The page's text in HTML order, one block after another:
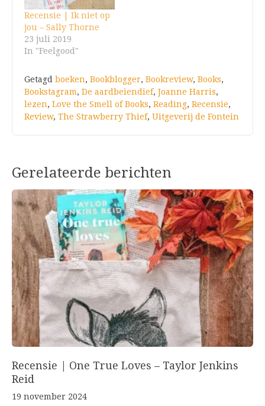
Recensie | Ik niet op
jou – Sally Thorne
23 juli 2019
In "Feelgood"
Getagd boeken, Bookblogger, Bookreview, Books,
Bookstagram, De aardbeiendief, Joanne Harris,
lezen, Love the Smell of Books, Reading, Recensie,
Review, The Strawberry Thief, Uitgeverij de Fontein
Gerelateerde berichten
Recensie | One True Loves – Taylor Jenkins
Reid
19 november 2024